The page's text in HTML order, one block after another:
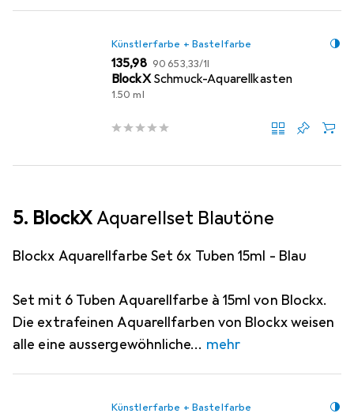
Künstlerfarbe + Bastelfarbe
EUR
135,98 EUR
90 653,33/1l
BlockX Schmuck-Aquarellkasten
1.50 ml
5. BlockXAquarellset Blautöne
Blockx Aquarellfarbe Set 6x Tuben 15ml - Blau
Set mit 6 Tuben Aquarellfarbe à 15ml von Blockx.
Die extrafeinen Aquarellfarben von Blockx weisen
alle eine aussergewöhnliche
mehr
Künstlerfarbe + Bastelfarbe